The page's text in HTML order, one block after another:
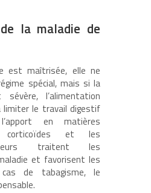
la maladie de
est maîtrisée, elle ne
spécial, mais si la
l’alimentation
limiter le travail digestif
en matières
corticoïdes et les
traitent les
et favorisent les
de tabagisme, le